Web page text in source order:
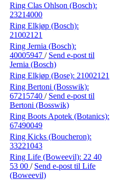
Ring Clas Ohlson (Bosch):
23214000
Ring Elkjøp (Bosch):
21002121
Ring Jernia (Bosch):
40005947 / Send e-post til
Jernia (Bosch)
Ring Elkjøp (Bose): 21002121
Ring Bertoni (Bosswik):
67215740 / Send e-post til
Bertoni (Bosswik)
Ring Boots Apotek (Botanics):
67490049
Ring Kicks (Boucheron):
33221043
Ring Life (Boweevil): 22 40
53 00 / Send e-post til Life
(Boweevil)